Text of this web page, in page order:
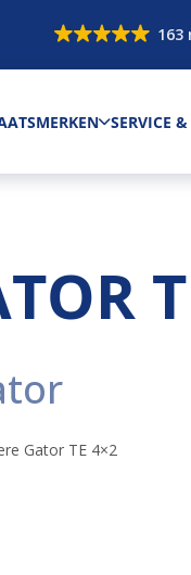
163
MERKEN SERVICE
Gator TE 4×2